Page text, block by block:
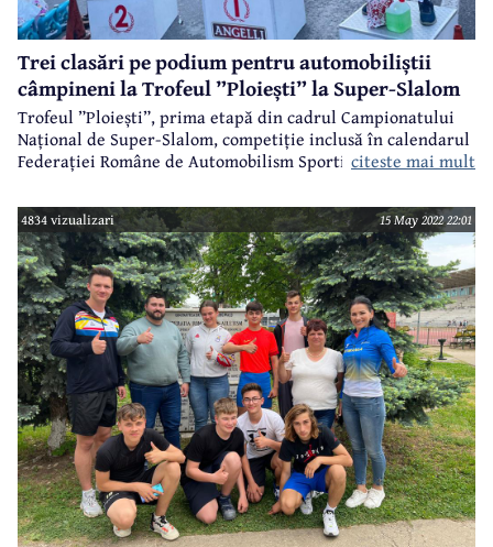
Trei clasări pe podium pentru automobiliștii
câmpineni la Trofeul ”Ploiești” la Super-Slalom
Trofeul ”Ploiești”, prima etapă din cadrul Campionatului
Național de Super-Slalom, competiție inclusă în calendarul
Federației Române de Automobilism Sportiv, a avut loc în
de sportivi, printre care și patru componenți ai clubului
câmpinean de automobilism Motors House Racing.
citeste mai mult
4834 vizualizari 15 May 2022 22:01